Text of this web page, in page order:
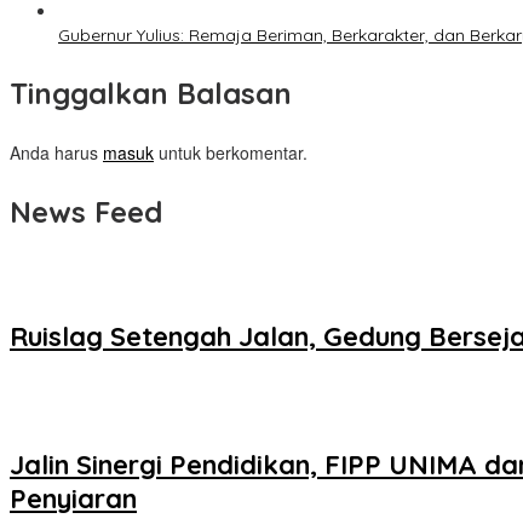
Gubernur Yulius: Remaja Beriman, Berkarakter, dan
Tinggalkan Balasan
Anda harus masuk untuk berkomentar.
News Feed
Ruislag Setengah Jalan, Gedung
Jalin Sinergi Pendidikan, FIPP UNIMA
Penyiaran